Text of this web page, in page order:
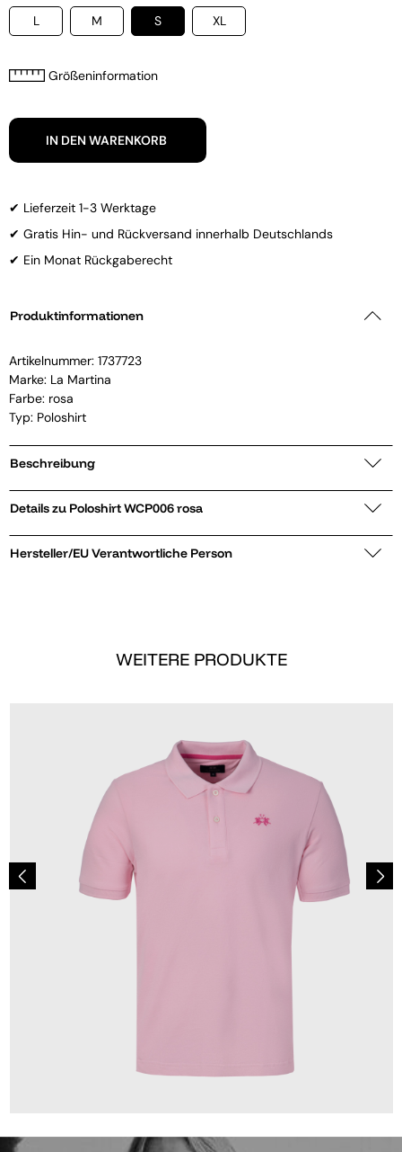
L M S XL
Größeninformation
IN DEN WARENKORB
✔ Lieferzeit 1-3 Werktage
✔ Gratis Hin- und Rückversand innerhalb Deutschlands
✔ Ein Monat Rückgaberecht
Produktinformationen
Artikelnummer: 1737723
Marke: La Martina
Farbe: rosa
Typ: Poloshirt
Beschreibung
Details zu Poloshirt WCP006 rosa
Hersteller/EU Verantwortliche Person
WEITERE PRODUKTE